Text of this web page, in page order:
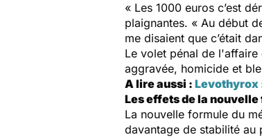
« Les 1000 euros c’est
plaignantes. « Au début
me disaient que c’était
Le volet pénal de l'affaire
aggravée, homicide et
A lire aussi : Levothyrox
Les effets de la
La nouvelle formule du
davantage de stabilité au